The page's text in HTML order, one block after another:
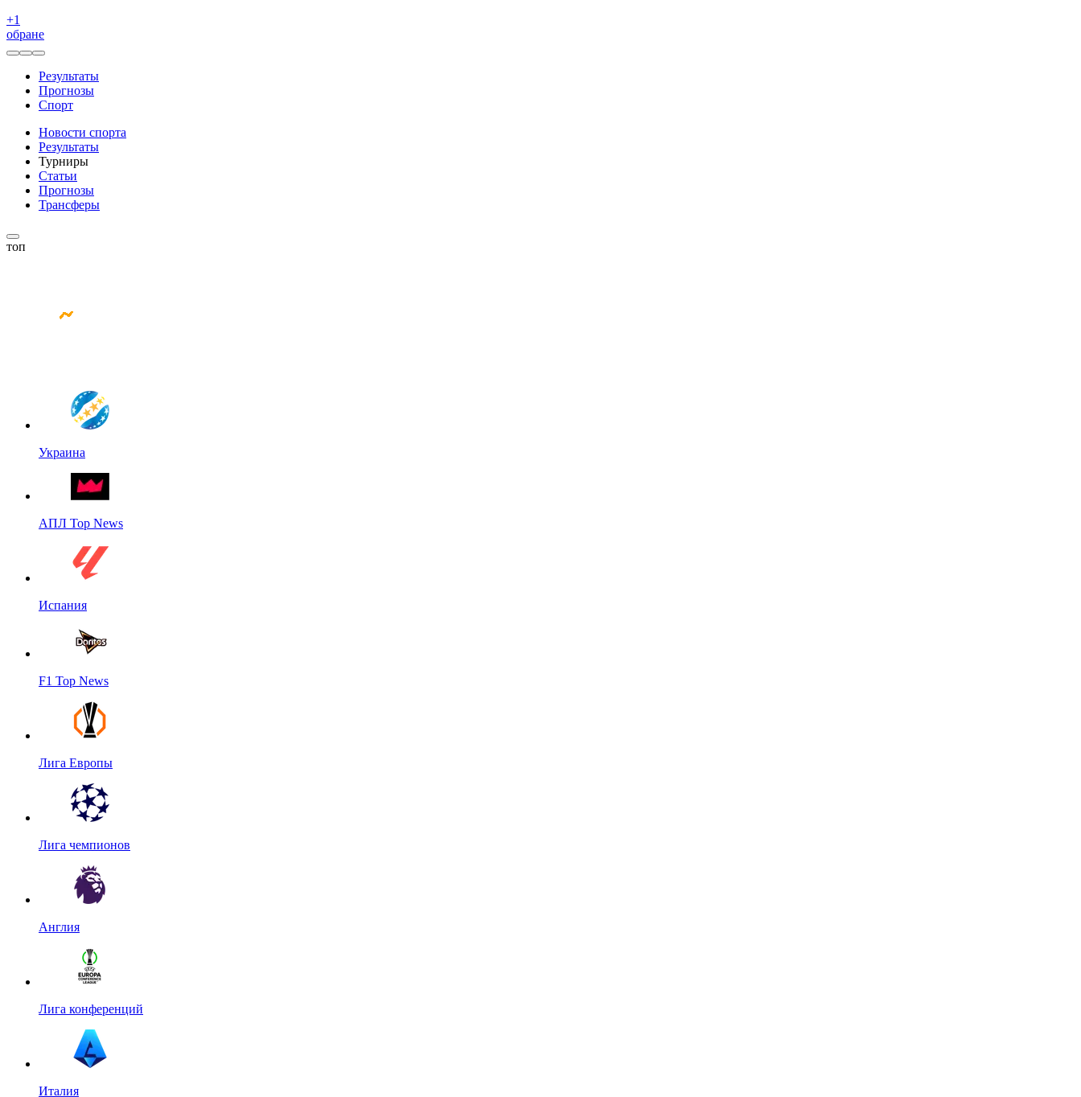
+1
обране
Результаты
Прогнозы
Спорт
Новости спорта
Результаты
Турниры
Статьи
Прогнозы
Трансферы
топ
Украина
АПЛ Top News
Испания
F1 Top News
Лига Европы
Лига чемпионов
Англия
Лига конференций
Италия